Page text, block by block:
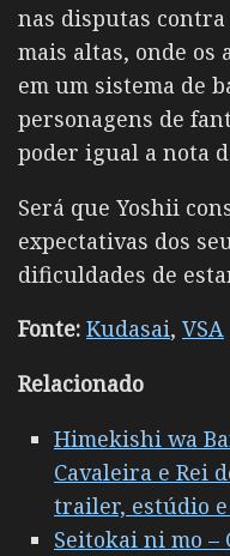
nas disputas contra
mais altas, onde os
em um sistema de
personagens de
poder igual a nota
Será que Yoshii
expectativas dos
dificuldades de
Fonte: Kudasai, VSA
Relacionado
Himekishi wa
Cavaleira e Rei
trailer, estúdio
Seitokai ni mo –